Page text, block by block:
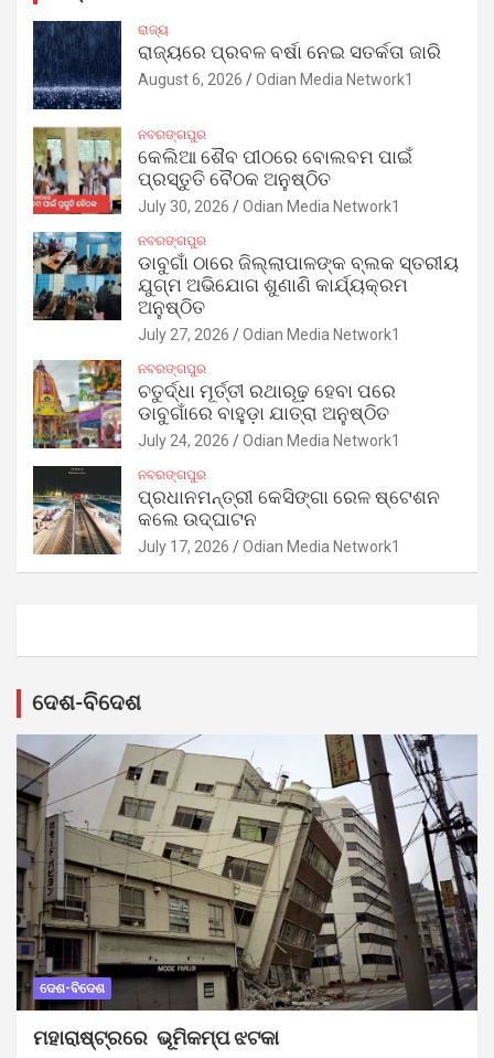
ରାଜ୍ୟ
ରାଜ୍ୟରେ ପ୍ରବଳ ବର୍ଷା ନେଇ ସତର୍କତା ଜାରି
August 6, 2026 Odian Media Network1
ନବରଙ୍ଗପୁର
କେଲିଆ ଶୈବ ପୀଠରେ ବୋଲବମ ପାଇଁ
ପ୍ରସ୍ତୁତି ବୈଠକ ଅନୁଷ୍ଠିତ
July 30, 2026 Odian Media Network1
ନବରଙ୍ଗପୁର
ଡାବୁଗାଁ ଠାରେ ଜିଲ୍ଲାପାଳଙ୍କ ବ୍ଲକ ସ୍ତରୀୟ
ଯୁଗ୍ମ ଅଭିଯୋଗ ଶୁଣାଣି କାର୍ଯ୍ୟକ୍ରମ
ଅନୁଷ୍ଠିତ
July 27, 2026 Odian Media Network1
ନବରଙ୍ଗପୁର
ଚତୁର୍ଦ୍ଧା ମୂର୍ତ୍ତୀ ରଥାରୂଢ଼ ହେବା ପରେ
ଡାବୁଗାଁରେ ବାହୁଡ଼ା ଯାତ୍ରା ଅନୁଷ୍ଠିତ
July 24, 2026 Odian Media Network1
ନବରଙ୍ଗପୁର
ପ୍ରଧାନମନ୍ତ୍ରୀ କେସିଙ୍ଗା ରେଳ ଷ୍ଟେଶନ
କଲେ ଉଦ୍‌ଘାଟନ
July 17, 2026 Odian Media Network1
ଦେଶ-ବିଦେଶ
ଦେଶ-ବିଦେଶ
ମହାରାଷ୍ଟ୍ରରେ ଭୂମିକମ୍ପ ଝଟକା